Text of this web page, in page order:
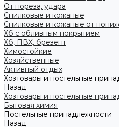
От пореза, удара
Спилковые и кожаные
Спилковые и кожаные от
Хб с обливным покрытием
Хб, ПВХ, брезент
Химостойкие
Хозяйственные
Активный отдых
Хозтовары и постельные
Назад
Хозтовары и постельные
Бытовая химия
Постельные принадлежности
Назад